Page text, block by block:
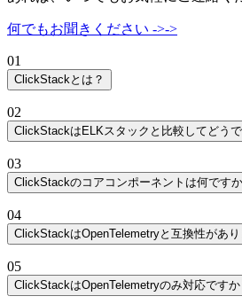
何でもお聞きください ->->
01
ClickStackとは？
スオブザーバビリティスタックです
レース、セッションリプレイを統合
02
ClickStackはELKスタックと比較してどう
っています。どちらもデータ収集層（
OpenTelemetry）、ストレージエンジ
し、これらの類似点の下で、アーキ
ます。
Elasticは転置インデックスとシャー
ャで構築された分散検索エンジンで
03
ClickStackのコアコンポーネントは何です
ClickHouse- 高速でコスト効率
HyperDX- 検索、ダッシュボー
ョンリプレイのための統合UI。
04
ClickStackはOpenTelemetryと互換性があり
されています。バンドルされた
み、OTelイベントをネイティブに取
05
ClickStackはOpenTelemetryのみ対応ですか